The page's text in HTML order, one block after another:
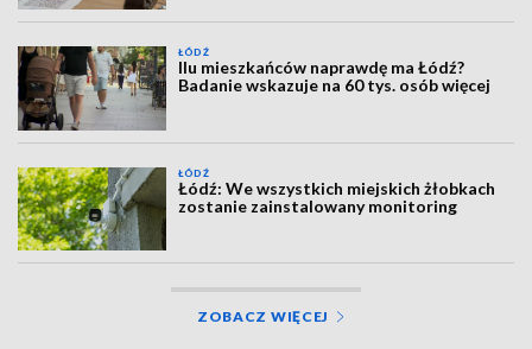
ŁÓDŹ
Ilu mieszkańców naprawdę ma Łódź?
Badanie wskazuje na 60 tys. osób więcej
ŁÓDŹ
Łódź: We wszystkich miejskich żłobkach
zostanie zainstalowany monitoring
ZOBACZ WIĘCEJ